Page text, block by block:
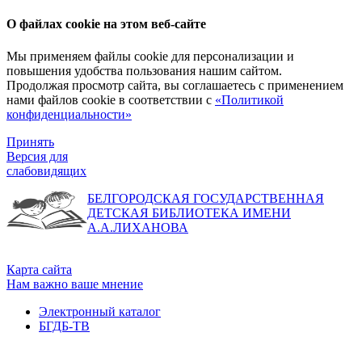
О файлах cookie на этом веб-сайте
Мы применяем файлы cookie для персонализации и
повышения удобства пользования нашим сайтом.
Продолжая просмотр сайта, вы соглашаетесь с применением
нами файлов cookie в соответствии с «Политикой
конфиденциальности»
Принять
Версия для
слабовидящих
БЕЛГОРОДСКАЯ ГОСУДАРСТВЕННАЯ
ДЕТСКАЯ БИБЛИОТЕКА ИМЕНИ
А.А.ЛИХАНОВА
Карта сайта
Нам важно ваше мнение
Электронный каталог
БГДБ-ТВ